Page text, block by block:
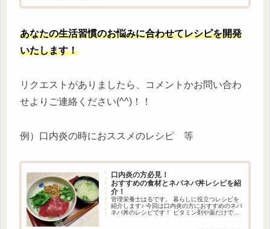
あなたの生活習慣のお悩みに合わせてレシピを開発
いたします！
リクエストがありましたら、コメントかお問い合わ
せよりご連絡ください(^^)！！
例）口内炎の時におススメのレシピ 等
口内炎の方必見！
おすすめの食材とネバネバ丼レシピを紹
介！
管理栄養士はるです。 暮らしに役立つレシピを
紹介します♪ 今回は口内炎の方におすすめのネバ
ネバ丼のレシピです！ ビタミン剤や薬だけで対